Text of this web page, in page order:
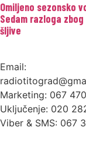
Omiljeno sezonsko
Sedam razloga
šljive
Email:
Marketing: 067
Uključenje: 020
Viber & SMS: 067